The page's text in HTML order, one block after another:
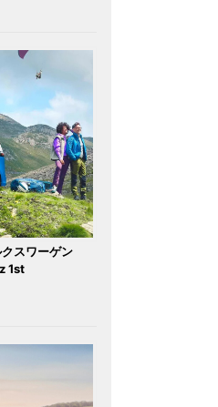
スワーゲン
1st